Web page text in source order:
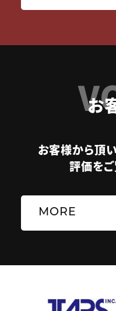
お
お客様から頂
評価を
MORE